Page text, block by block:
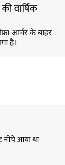
वार्षिक
आर्चर के बाहर
है।
नीचे आया था